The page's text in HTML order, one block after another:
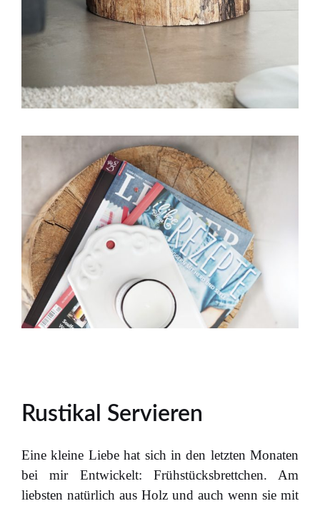
Rustikal Servieren
Eine kleine Liebe hat sich in den letzten Monaten
bei mir Entwickelt: Frühstücksbrettchen. Am
liebsten natürlich aus Holz und auch wenn sie mit